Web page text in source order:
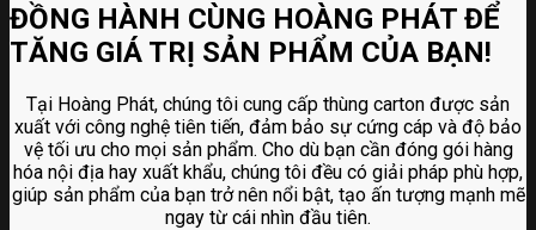
ĐỒNG HÀNH CÙNG HOÀNG PHÁT ĐỂ
TĂNG GIÁ TRỊ SẢN PHẨM CỦA BẠN!
Tại Hoàng Phát, chúng tôi cung cấp thùng carton được sản
xuất với công nghệ tiên tiến, đảm bảo sự cứng cáp và độ bảo
vệ tối ưu cho mọi sản phẩm. Cho dù bạn cần đóng gói hàng
hóa nội địa hay xuất khẩu, chúng tôi đều có giải pháp phù hợp,
giúp sản phẩm của bạn trở nên nổi bật, tạo ấn tượng mạnh mẽ
ngay từ cái nhìn đầu tiên.